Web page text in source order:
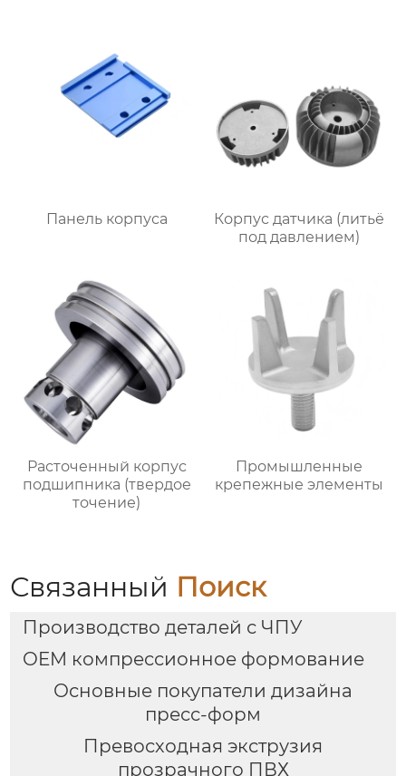
Панель корпуса
Корпус датчика (литьё
под давлением)
Расточенный корпус
подшипника (твердое
точение)
Промышленные
крепежные элементы
Связанный Поиск
Производство деталей с ЧПУ
OEM компрессионное формование
Основные покупатели дизайна
пресс-форм
Превосходная экструзия
прозрачного ПВХ